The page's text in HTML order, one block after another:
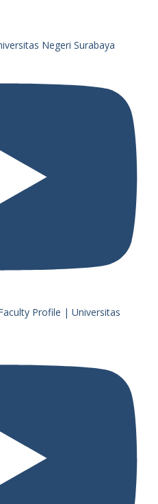
Negeri Surabaya
Profile | Universitas